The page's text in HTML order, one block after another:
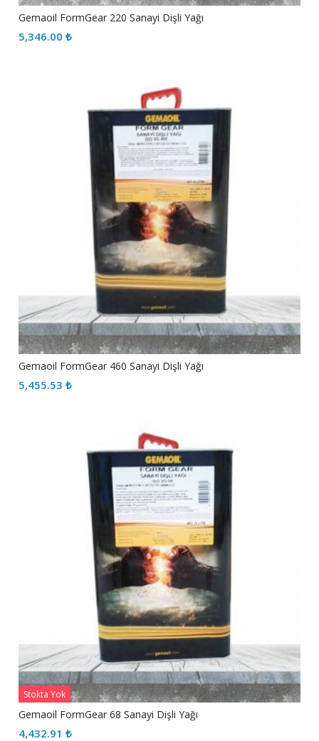
Gemaoil FormGear 220 Sanayi Dişli Yağı
5,346.00 ₺
Gemaoil FormGear 460 Sanayi Dişli Yağı
5,455.53 ₺
Stokta Yok
Gemaoil FormGear 68 Sanayi Dişli Yağı
4,432.91 ₺